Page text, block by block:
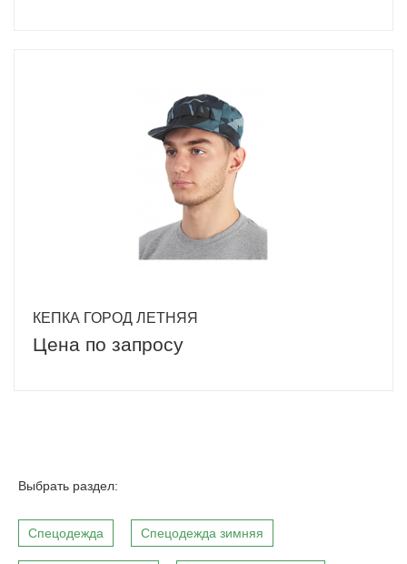
КЕПКА ГОРОД ЛЕТНЯЯ
Цена по запросу
Выбрать раздел:
Спецодежда Спецодежда зимняя